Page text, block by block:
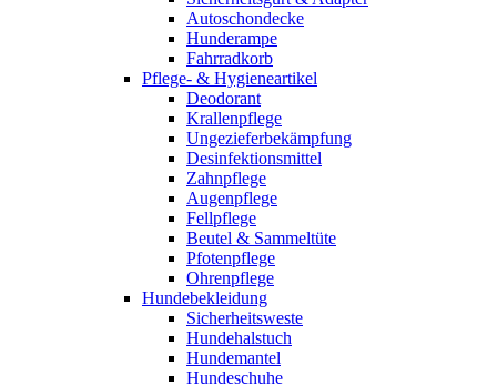
Autoschondecke
Hunderampe
Fahrradkorb
Pflege- & Hygieneartikel
Deodorant
Krallenpflege
Ungezieferbekämpfung
Desinfektionsmittel
Zahnpflege
Augenpflege
Fellpflege
Beutel & Sammeltüte
Pfotenpflege
Ohrenpflege
Hundebekleidung
Sicherheitsweste
Hundehalstuch
Hundemantel
Hundeschuhe